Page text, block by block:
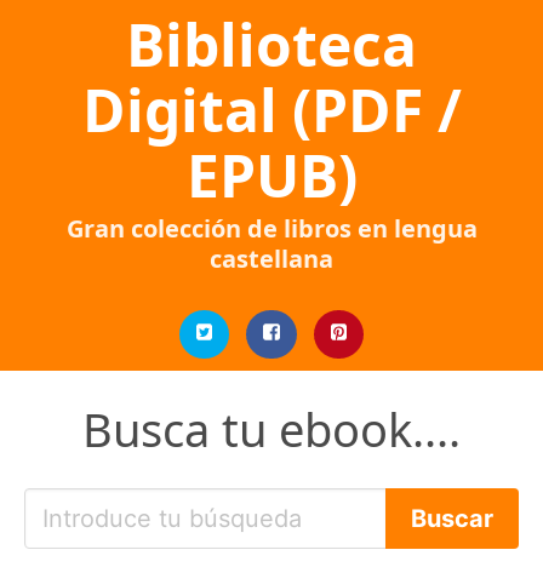
Biblioteca
Digital (PDF /
EPUB)
Gran colección de libros en lengua
castellana
Busca tu ebook....